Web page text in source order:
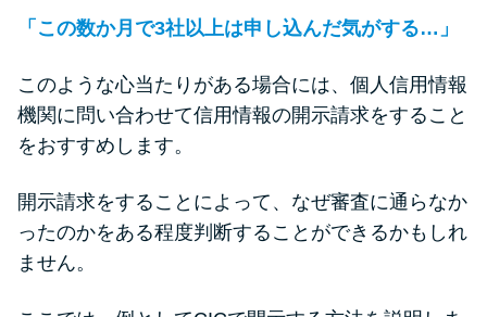
「この数か月で3社以上は申し込んだ気がする…」
このような心当たりがある場合には、個人信用情報
機関に問い合わせて信用情報の開示請求をすること
をおすすめします。
開示請求をすることによって、なぜ審査に通らなか
ったのかをある程度判断することができるかもしれ
ません。